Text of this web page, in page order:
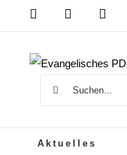
Inhalt
springen
DSB MensaPDG
Suche
Aktuelles